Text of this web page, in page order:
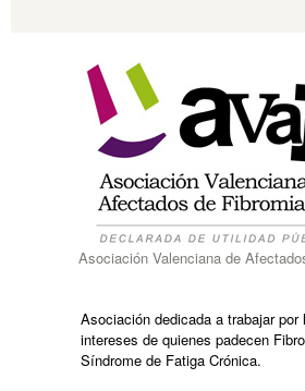
Asociación Valenciana de
Asociación dedicada a trabajar por
intereses de quienes padecen
Síndrome de Fatiga Crónica.